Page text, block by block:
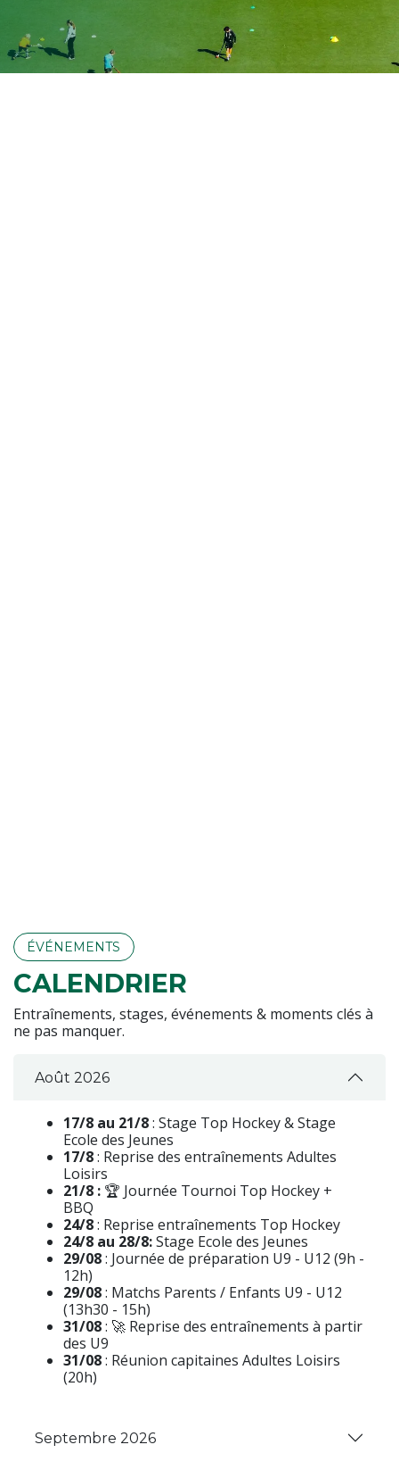
ÉVÉNEM​​​​ENTS
CALENDRIER
Entraînements, stages, événements & moments clés à
ne pas manquer.
Août 2026
17/8 au 21/8: Stage Top Hockey & Stage
Ecole des Jeunes
17/8: Reprise des entraînements Adultes
Loisirs
21/8 : 🏆 Journée Tournoi Top Hockey +
BBQ
24/8: Reprise entraînements Top Hockey
24/8 au 28/8:Stage Ecole des Jeunes
29/08: Journée de préparation U9 - U12 (9h -
12h)
29/08: Matchs Parents / Enfants U9 - U12
(13h30 - 15h)
31/08: 🚀 Reprise des entraînements à partir
des U9
31/08: Réunion capitaines Adultes Loisirs
(20h)
Septembre 2026